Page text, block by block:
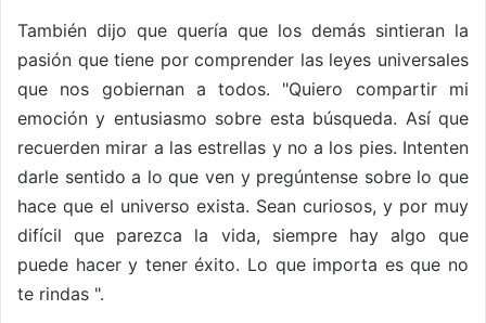
También dijo que quería que los demás sintieran la
pasión que tiene por comprender las leyes universales
que nos gobiernan a todos. "Quiero compartir mi
emoción y entusiasmo sobre esta búsqueda. Así que
recuerden mirar a las estrellas y no a los pies. Intenten
darle sentido a lo que ven y pregúntense sobre lo que
hace que el universo exista. Sean curiosos, y por muy
difícil que parezca la vida, siempre hay algo que
puede hacer y tener éxito. Lo que importa es que no
te rindas ".